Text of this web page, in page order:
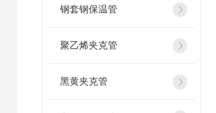
钢套钢保温管
聚乙烯夹克管
黑黄夹克管